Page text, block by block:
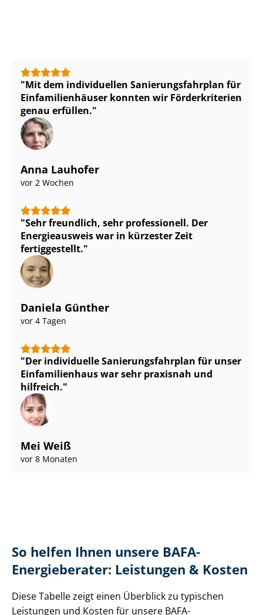
Mit dem individuellen Sa­nie­rungs­fahr­plan für
Ein­fa­mi­li­en­häu­ser konnten wir Förderkriterien
genau erfüllen.
Anna Lauhofer
vor 2 Wochen
Sehr freundlich, sehr professionell. Der
Energieausweis war in kürzester Zeit
fertiggestellt.
Daniela Günther
vor 4 Tagen
Der individuelle Sa­nie­rungs­fahr­plan für unser
Einfamilienhaus war sehr praxisnah und
hilfreich.
Mei Weiß
vor 8 Monaten
So helfen Ihnen unsere BAFA-
Energieberater: Leistungen & Kosten
Diese Tabelle zeigt einen Überblick zu typischen
Leistungen und Kosten für unsere BAFA-